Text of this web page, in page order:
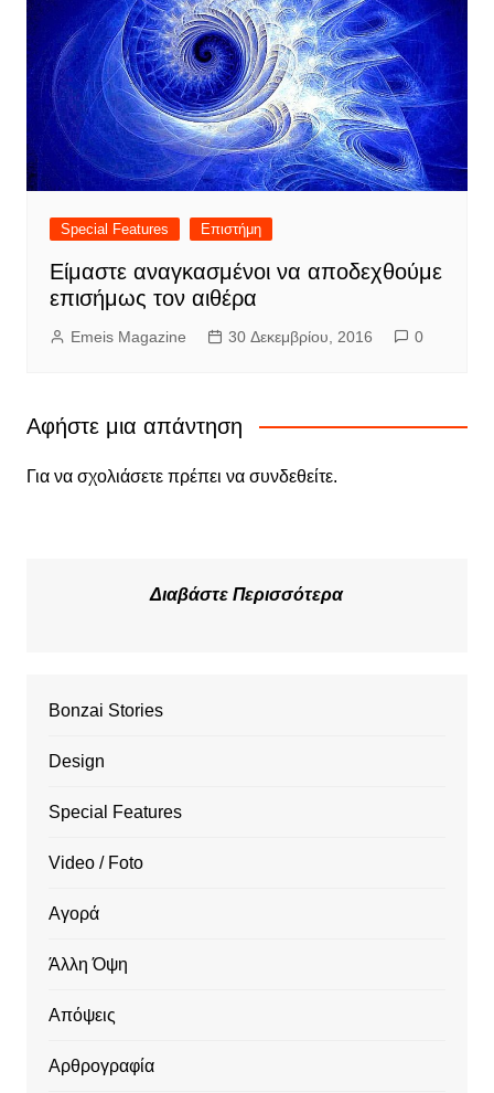
Special Features Επιστήμη
Είμαστε αναγκασμένοι να αποδεχθούμε
επισήμως τον αιθέρα
Emeis Magazine 30 Δεκεμβρίου, 2016 0
Αφήστε μια απάντηση
Για να σχολιάσετε πρέπει να συνδεθείτε.
Διαβάστε Περισσότερα
Bonzai Stories
Design
Special Features
Video / Foto
Αγορά
Άλλη Όψη
Απόψεις
Αρθρογραφία